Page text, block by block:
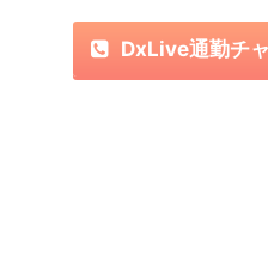
DxLive通勤チ